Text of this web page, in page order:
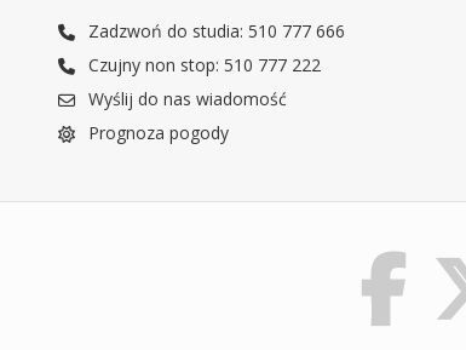
Zadzwoń do studia: 510 777 666
Czujny non stop: 510 777 222
Wyślij do nas wiadomość
Prognoza pogody